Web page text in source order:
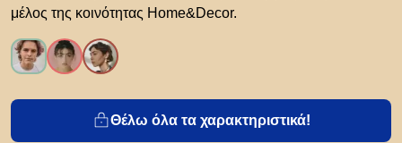
μέλος της κοινότητας Home&Decor.
Θέλω όλα τα χαρακτηριστικά!